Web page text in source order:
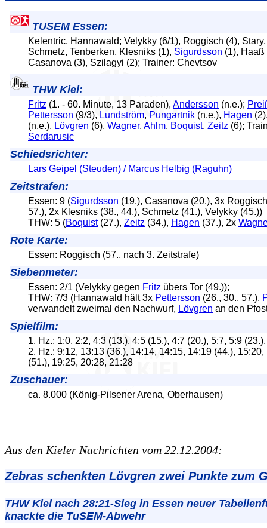
TUSEM Essen:
Kelentric, Hannawald; Velykky (6/1), Roggisch (4),
Schmetz, Tenberken, Klesniks (1), Sigurdsson (1), Haaß
Casanova (3), Szilagyi (2); Trainer: Chevtsov
THW Kiel:
Fritz (1. - 60. Minute, 13 Paraden), Andersson (n.e.);
Pettersson (9/3), Lundström, Pungartnik (n.e.), Hagen
(n.e.), Lövgren (6), Wagner, Ahlm, Boquist, Zeitz (6);
Serdarusic
Schiedsrichter:
Lars Geipel (Steuden) / Marcus Helbig (Raguhn)
Zeitstrafen:
Essen: 9 (Sigurdsson (19.), Casanova (20.), 3x
57.), 2x Klesniks (38., 44.), Schmetz (41.), Velykky (45.))
THW: 5 (Boquist(27.), Zeitz (34.), Hagen (37.), 2x
Rote Karte:
Essen: Roggisch (57., nach 3. Zeitstrafe)
Siebenmeter:
Essen: 2/1 (Velykky gegen Fritz übers Tor (49.));
THW: 7/3 (Hannawald hält 3x Pettersson (26., 30., 57.),
verwandelt zweimal den Nachwurf, Lövgren an den
Spielfilm:
1. Hz.: 1:0, 2:2, 4:3 (13.), 4:5 (15.), 4:7 (20.), 5:7, 5:9
2. Hz.: 9:12, 13:13 (36.), 14:14, 14:15, 14:19 (44.),
(51.), 19:25, 20:28, 21:28
Zuschauer:
ca. 8.000 (König-Pilsener Arena, Oberhausen)
Aus den Kieler Nachrichten vom 22.12.2004:
Zebras schenkten Lövgren zwei Punkte zum
THW Kiel nach 28:21-Sieg in Essen neuer
knackte die TuSEM-Abwehr